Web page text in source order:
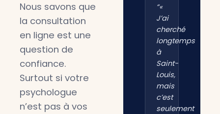
Nous savons que
la consultation
en ligne est une
question de
confiance.
Surtout si votre
psychologue
n’est pas à vos
“«
J’ai
cherché
longtemps
à
Saint-
Louis,
mais
c’est
seulement